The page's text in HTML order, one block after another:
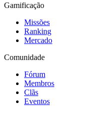
Gamificação
Missões
Ranking
Mercado
Comunidade
Fórum
Membros
Clãs
Eventos